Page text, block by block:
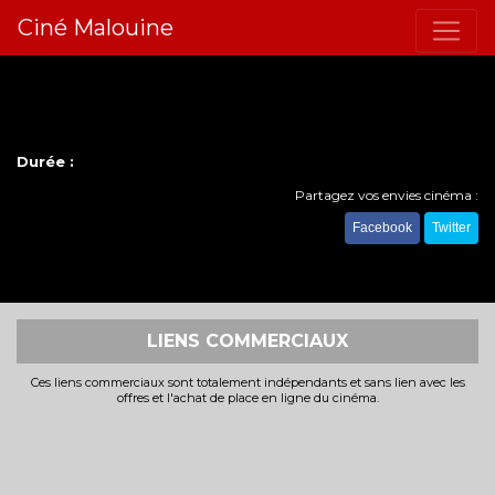
Ciné Malouine
Durée :
Partagez vos envies cinéma :
Facebook Twitter
LIENS COMMERCIAUX
Ces liens commerciaux sont totalement indépendants et sans lien avec les
offres et l'achat de place en ligne du cinéma.